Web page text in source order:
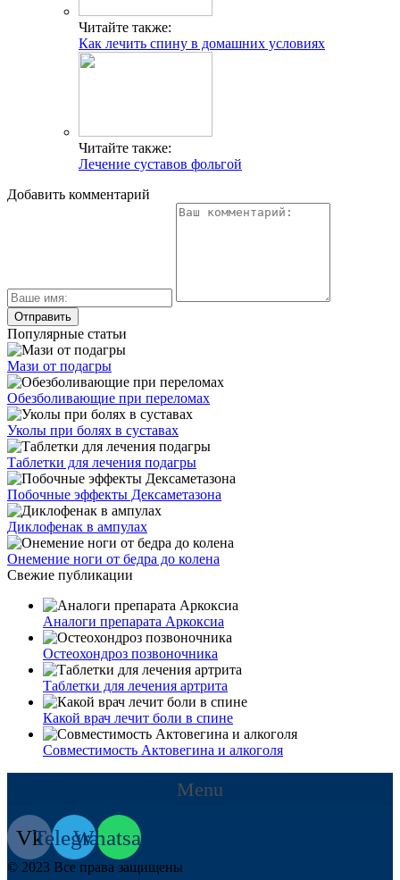
Читайте также:
Как лечить спину в домашних условиях
Читайте также:
Лечение суставов фольгой
Добавить комментарий
Популярные статьи
Мази от подагры
Обезболивающие при переломах
Уколы при болях в суставах
Таблетки для лечения подагры
Побочные эффекты Дексаметазона
Диклофенак в ампулах
Онемение ноги от бедра до колена
Свежие публикации
Аналоги препарата Аркоксиа
Остеохондроз позвоночника
Таблетки для лечения артрита
Какой врач лечит боли в спине
Совместимость Актовегина и алкоголя
Menu
VkTelegram
Whatsapp
© 2023 Все права защищены